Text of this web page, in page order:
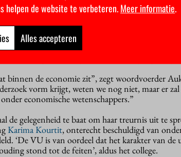
geoorloofd was, aangezien
heeft opgenomenin haar gedragscode voor
over werd gevoerd blijkt dat niet iedereen er, zoals
binnen de economie zit”, zegt woordvoerder
vorm krijgt, weten we nog niet, maar er
economische wetenschappers.”
de gelegenheid te baat om haar treurnis uit te
Karima Kourtit, onterecht beschuldigd van
‘De VU is van oordeel dat het karakter van de
stond tot de feiten’, aldus het college.
helpen de website te verbeteren.Meer informatie.
Alles accepteren